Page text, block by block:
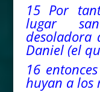
15 Por
lugar
Daniel (el
16
huyan a los